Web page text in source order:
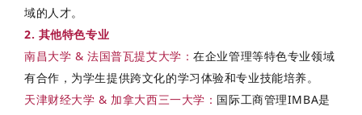
域的人才。
2. 其他特色专业
南昌大学 & 法国普瓦提艾大学 ：在企业管理等特色专业领域
有合作，为学生提供跨文化的学习体验和专业技能培养。
天津财经大学 & 加拿大西三一大学 ： 国际工商管理IMBA是